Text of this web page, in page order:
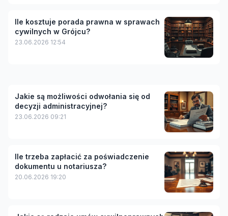
Ile kosztuje porada prawna w sprawach
cywilnych w Grójcu?
23.06.2026 12:54
Jakie są możliwości odwołania się od
decyzji administracyjnej?
23.06.2026 09:21
Ile trzeba zapłacić za poświadczenie
dokumentu u notariusza?
20.06.2026 19:20